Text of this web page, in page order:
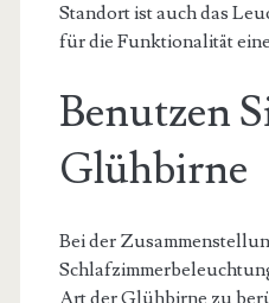
Standort ist auch das
für die Funktionalität
Benutzen
Glühbirne
Bei der